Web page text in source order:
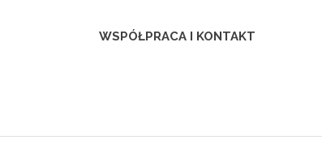
WSPÓŁPRACA I KONTAKT